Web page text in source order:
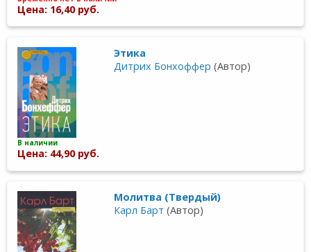
Цена: 16,40 руб.
Этика
Дитрих Бонхоффер (Автор)
В наличии
Цена: 44,90 руб.
Молитва (Твердый)
Карл Барт (Автор)